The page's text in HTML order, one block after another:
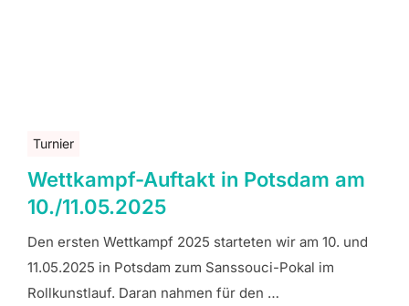
Turnier
Wettkampf-Auftakt in Potsdam am
10./11.05.2025
Den ersten Wettkampf 2025 starteten wir am 10. und
11.05.2025 in Potsdam zum Sanssouci-Pokal im
Rollkunstlauf. Daran nahmen für den …